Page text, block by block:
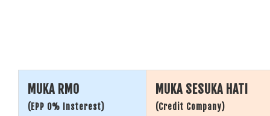
MUKA RM0
(EPP 0% Insterest)
MUKA SESUKA HATI
(Credit Company)